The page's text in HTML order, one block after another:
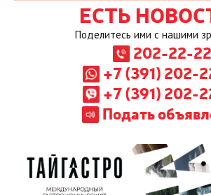
ЕСТЬ
Поделитесь ими с нашими
202-22-22
+7 (391) 202-
+7 (391) 202-
Подать